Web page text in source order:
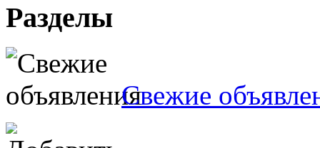
Разделы
Свежие